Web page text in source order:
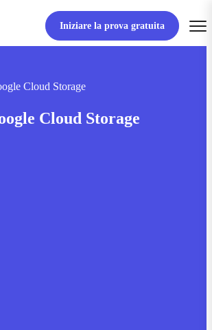
Iniziare la prova gratuita
Cloud Storage
Cloud Storage